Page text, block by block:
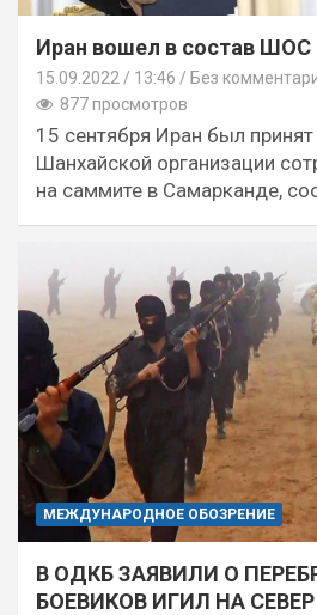
Иран вошел в состав ШОС
15.09.2022 13:46 / Без
877 просмотров
15 сентября Иран был принят
Шанхайской организации
на саммите в Самарканде,
МЕЖДУНАРОДНОЕ ОБОЗРЕНИЕ
В ОДКБ ЗАЯВИЛИ О
БОЕВИКОВ ИГИЛ НА